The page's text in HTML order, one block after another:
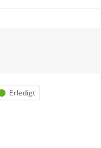
Status
Erledigt